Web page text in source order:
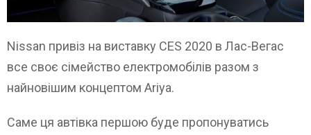
Nissan привіз на виставку CES 2020 в Лас-Вегас
все своє сімейство електромобілів разом з
найновішим концептом Ariya.
Саме ця автівка першою буде пропонуватись